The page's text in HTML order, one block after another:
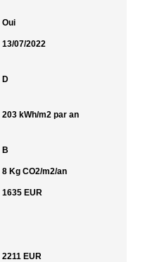
Oui
13/07/2022
D
203 kWh/m2 par an
B
8 Kg CO2/m2/an
1635 EUR
2211 EUR